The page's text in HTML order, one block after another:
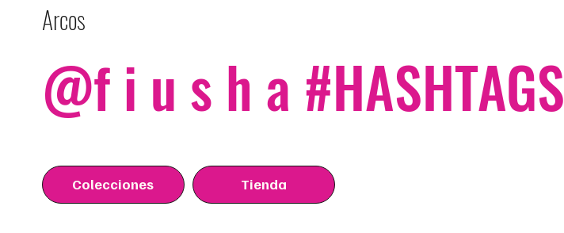
Arcos
@f i u s h a #HASHTAGS
Colecciones Tienda